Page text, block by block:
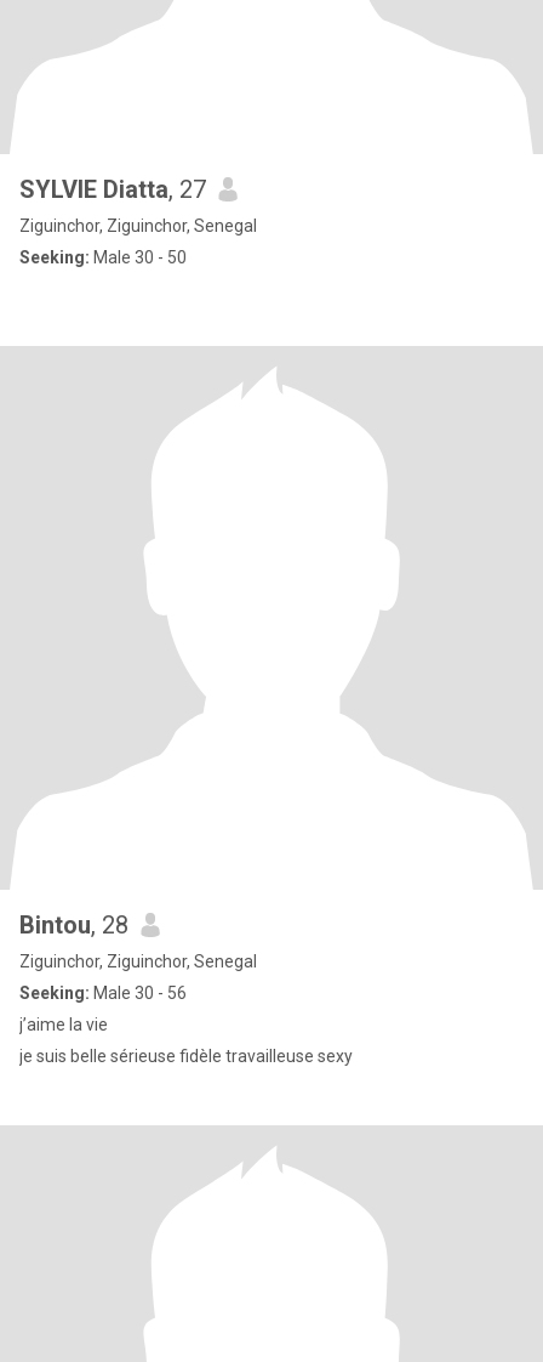
SYLVIE Diatta, 27
Ziguinchor, Ziguinchor, Senegal
Seeking: Male 30 - 50
Bintou, 28
Ziguinchor, Ziguinchor, Senegal
Seeking: Male 30 - 56
j’aime la vie
je suis belle sérieuse fidèle travailleuse sexy